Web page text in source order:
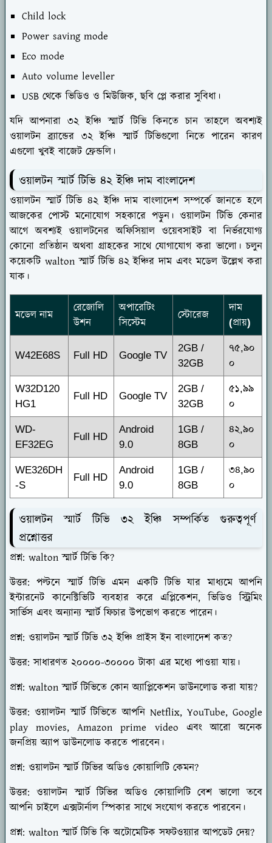
Child lock
Power saving mode
Eco mode
Auto volume leveller
USB থেকে ভিডিও ও মিউজিক, ছবি প্লে করার সুবিধা।
যদি আপনারা ৩২ ইঞ্চি স্মার্ট টিভি কিনতে চান তাহলে অবশ্যই
ওয়ালটন ব্র্যান্ডের ৩২ ইঞ্চি স্মার্ট টিভিগুলো নিতে পারেন কারণ
এগুলো খুবই বাজেট ফ্রেন্ডলি।
ওয়ালটন স্মার্ট টিভি ৪২ ইঞ্চি দাম বাংলাদেশ
ওয়ালটন স্মার্ট টিভি ৪২ ইঞ্চি দাম বাংলাদেশ সম্পর্কে জানতে হলে
আজকের পোস্ট মনোযোগ সহকারে পড়ুন। ওয়ালটন টিভি কেনার
আগে অবশ্যই ওয়ালটনের অফিসিয়াল ওয়েবসাইট বা নির্ভরযোগ্য
কোনো প্রতিষ্ঠান অথবা গ্রাহকের সাথে যোগাযোগ করা ভালো। চলুন
কয়েকটি walton স্মার্ট টিভি ৪২ ইঞ্চির দাম এবং মডেল উল্লেখ করা
যাক।
মডেল নাম
রেজোলি
উশন
অপারেটিং
সিস্টেম
স্টোরেজ
দাম
(প্রায়)
W42E68S Full HD Google TV
2GB /
32GB
৭৫,৯০
০
W32D120
HG1
Full HD Google TV
2GB /
32GB
৫১,৯৯
০
WD-
EF32EG
Full HD
Android
9.0
1GB /
8GB
৪২,৯০
০
WE326DH
-S
Full HD
Android
9.0
1GB /
8GB
৩৪,৯০
০
ওয়ালটন স্মার্ট টিভি ৩২ ইঞ্চি সম্পর্কিত গুরুত্বপূর্ণ
প্রশ্নোত্তর
প্রশ্ন: walton স্মার্ট টিভি কি?
উত্তর: পল্টনে স্মার্ট টিভি এমন একটি টিভি যার মাধ্যমে আপনি
ইন্টারনেট কানেক্টিভিটি ব্যবহার করে এপ্লিকেশন, ভিডিও স্ট্রিমিং
সার্ভিস এবং অন্যান্য স্মার্ট ফিচার উপভোগ করতে পারেন।
প্রশ্ন: ওয়ালটন স্মার্ট টিভি ৩২ ইঞ্চি প্রাইস ইন বাংলাদেশ কত?
উত্তর: সাধারণত ২০০০০-৩০০০০ টাকা এর মধ্যে পাওয়া যায়।
প্রশ্ন: walton স্মার্ট টিভিতে কোন অ্যাপ্লিকেশন ডাউনলোড করা যায়?
উত্তর: ওয়ালটন স্মার্ট টিভিতে আপনি Netflix, YouTube, Google
play movies, Amazon prime video এবং আরো অনেক
জনপ্রিয় অ্যাপ ডাউনলোড করতে পারবেন।
প্রশ্ন: ওয়ালটন স্মার্ট টিভির অডিও কোয়ালিটি কেমন?
উত্তর: ওয়ালটন স্মার্ট টিভির অডিও কোয়ালিটি বেশ ভালো তবে
আপনি চাইলে এক্সটার্নাল স্পিকার সাথে সংযোগ করতে পারবেন।
প্রশ্ন: walton স্মার্ট টিভি কি অটোমেটিক সফটওয়্যার আপডেট দেয়?